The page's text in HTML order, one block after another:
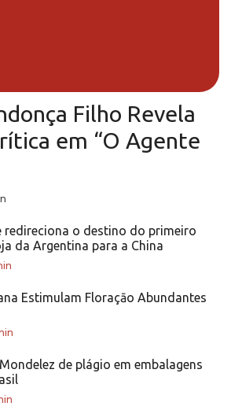
Filho Revela
em “O Agente
redireciona o destino do primeiro
da Argentina para a China
Estimulam Floraçāo Abundantes
de plágio em embalagens